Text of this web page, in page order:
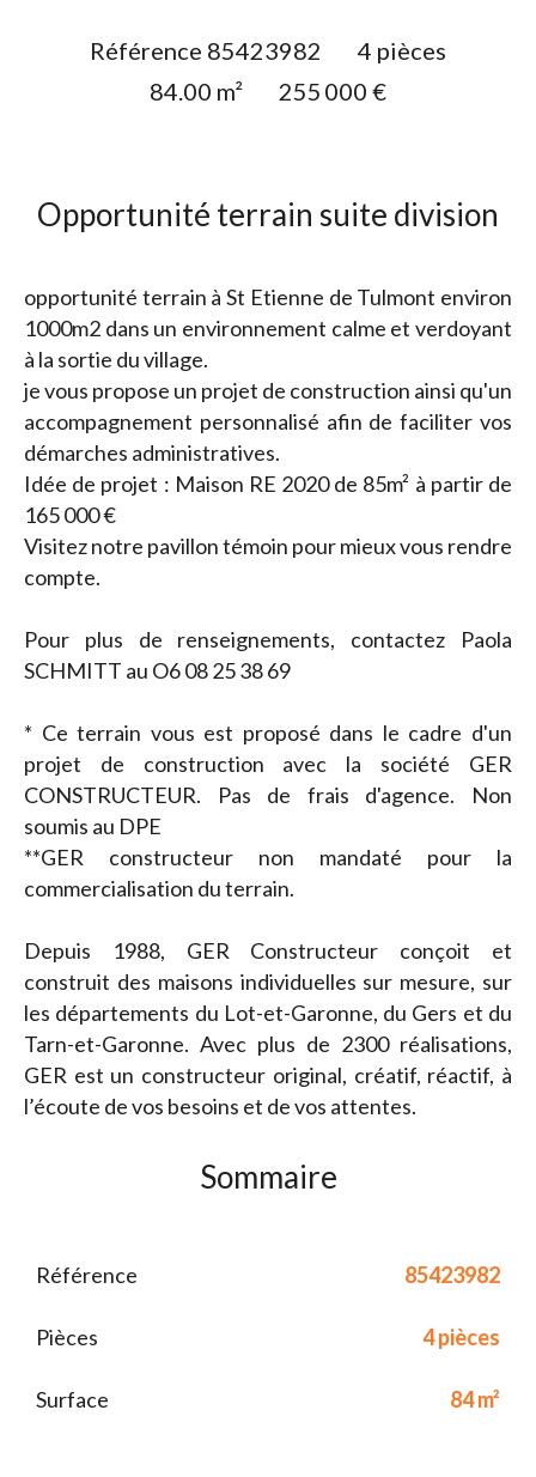
Référence 85423982
4 pièces
84.00 m² 255 000 €
Opportunité terrain suite division
opportunité terrain à St Etienne de Tulmont environ
1000m2 dans un environnement calme et verdoyant
à la sortie du village.
je vous propose un projet de construction ainsi qu'un
accompagnement personnalisé afin de faciliter vos
démarches administratives.
Idée de projet : Maison RE 2020 de 85m² à partir de
165 000 €
Visitez notre pavillon témoin pour mieux vous rendre
compte.
Pour plus de renseignements, contactez Paola
SCHMITT au O6 08 25 38 69
* Ce terrain vous est proposé dans le cadre d'un
projet de construction avec la société GER
CONSTRUCTEUR. Pas de frais d'agence. Non
soumis au DPE
**GER constructeur non mandaté pour la
commercialisation du terrain.
Depuis 1988, GER Constructeur conçoit et
construit des maisons individuelles sur mesure, sur
les départements du Lot-et-Garonne, du Gers et du
Tarn-et-Garonne. Avec plus de 2300 réalisations,
GER est un constructeur original, créatif, réactif, à
l’écoute de vos besoins et de vos attentes.
Sommaire
Référence 85423982
Pièces 4 pièces
Surface 84 m²